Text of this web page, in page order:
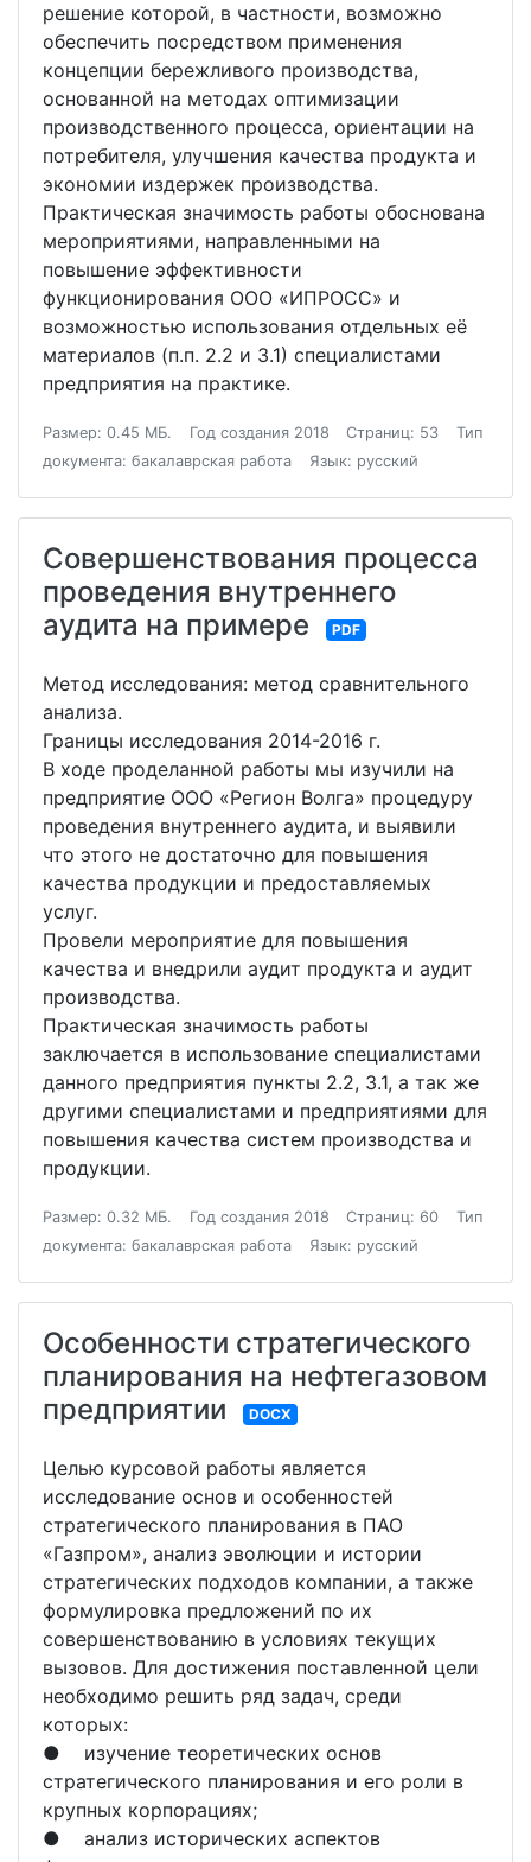
решение которой, в частности, возможно
обеспечить посредством применения
концепции бережливого производства,
основанной на методах оптимизации
производственного процесса, ориентации на
потребителя, улучшения качества продукта и
экономии издержек производства.
Практическая значимость работы обоснована
мероприятиями, направленными на
повышение эффективности
функционирования ООО «ИПРОСС» и
возможностью использования отдельных её
материалов (п.п. 2.2 и 3.1) специалистами
предприятия на практике.
Размер: 0.45 МБ. Год создания 2018 Страниц: 53
Тип
документа: бакалаврская работа
Язык: русский
Совершенствования процесса
проведения внутреннего
аудита на примере
PDF
Метод исследования: метод сравнительного
анализа.
Границы исследования 2014-2016 г.
В ходе проделанной работы мы изучили на
предприятие ООО «Регион Волга» процедуру
проведения внутреннего аудита, и выявили
что этого не достаточно для повышения
качества продукции и предоставляемых
услуг.
Провели мероприятие для повышения
качества и внедрили аудит продукта и аудит
производства.
Практическая значимость работы
заключается в использование специалистами
данного предприятия пункты 2.2, 3.1, а так же
другими специалистами и предприятиями для
повышения качества систем производства и
продукции.
Размер: 0.32 МБ. Год создания 2018 Страниц: 60
Тип
документа: бакалаврская работа
Язык: русский
Особенности стратегического
планирования на нефтегазовом
предприятии
DOCX
Целью курсовой работы является
исследование основ и особенностей
стратегического планирования в ПАО
«Газпром», анализ эволюции и истории
стратегических подходов компании, а также
формулировка предложений по их
совершенствованию в условиях текущих
вызовов. Для достижения поставленной цели
необходимо решить ряд задач, среди
которых:
● изучение теоретических основ
стратегического планирования и его роли в
крупных корпорациях;
● анализ исторических аспектов